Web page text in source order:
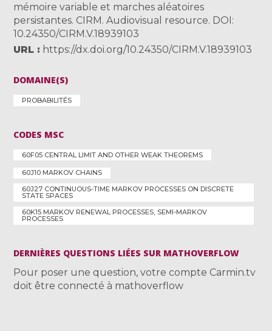
mémoire variable et marches aléatoires
persistantes. CIRM. Audiovisual resource. DOI:
10.24350/CIRM.V.18939103
URL
https://dx.doi.org/10.24350/CIRM.V.18939103
DOMAINE(S)
PROBABILITÉS
CODES MSC
60F05 CENTRAL LIMIT AND OTHER WEAK THEOREMS
60J10 MARKOV CHAINS
60J27 CONTINUOUS-TIME MARKOV PROCESSES ON DISCRETE
STATE SPACES
60K15 MARKOV RENEWAL PROCESSES, SEMI-MARKOV
PROCESSES
DERNIÈRES QUESTIONS LIÉES SUR MATHOVERFLOW
Pour poser une question, votre compte Carmin.tv
doit être connecté à mathoverflow